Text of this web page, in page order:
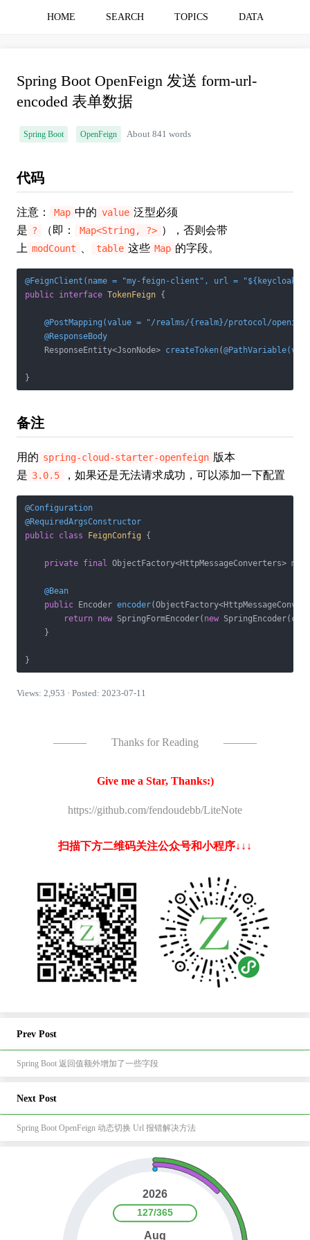
HOME SEARCH TOPICS DATA
Spring Boot OpenFeign 发送 form-url-
encoded 表单数据
Spring Boot OpenFeign About 841 words
代码
注意： Map 中的 value 泛型必须
是 ? （即： Map<String, ?> ），否则会带
上 modCount table 这些 Map 的字段。
@FeignClient(name = "my-feign-client", url =
public interface TokenFeign {
@PostMapping(value = "/realms/{realm}/protocol/openid-
@ResponseBody
ResponseEntity<JsonNode> createToken(
}
备注
用的 spring-cloud-starter-openfeign 版本
是 3.0.5 ，如果还是无法请求成功，可以添加一下配置
@Configuration
@RequiredArgsConstructor
public class FeignConfig {
private final ObjectFactory<HttpMessageConverters>
@Bean
public Encoder encoder
return new SpringFormEncoder( new
    }
}
Views: 2,953 · Posted: 2023-07-11
——— Thanks for Reading ———
Give me a Star, Thanks:)
https://github.com/fendoudebb/LiteNote
扫描下方二维码关注公众号和小程序↓↓↓
Prev Post
Spring Boot 返回值额外增加了一些字段
Next Post
Spring Boot OpenFeign 动态切换 Url 报错解决方法